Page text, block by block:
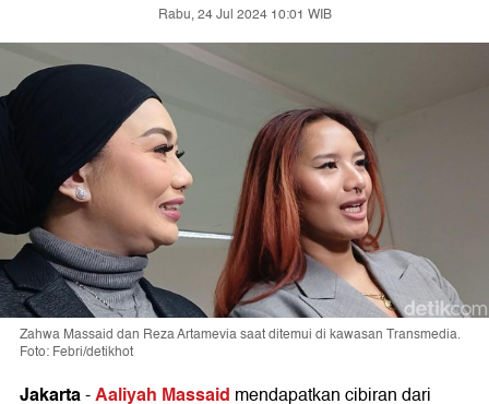
Rabu, 24 Jul 2024 10:01 WIB
Zahwa Massaid dan Reza Artamevia saat ditemui di kawasan Transmedia.
Foto: Febri/detikhot
Jakarta-Aaliyah Massaid mendapatkan cibiran dari